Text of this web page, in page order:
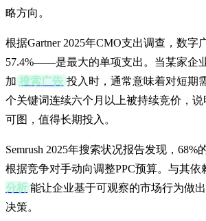
略方向。
根据Gartner 2025年CMO支出调查，数字
57.4%——是最大的单项支出。当某家企
加 搜索广告 投入时，通常意味着对短期
个关键词连续六个月以上被持续竞价，说
可图，值得长期投入。
Semrush 2025年搜索状况报告发现，68%
根据竞争对手动向调整PPC预算。与其依
分析 能让企业基于可观察的市场行为做
决策。